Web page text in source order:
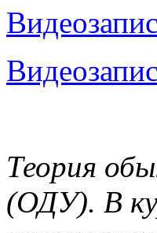
Теория
(ОДУ). В